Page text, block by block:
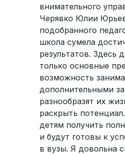
внимательного
Черявко Юлии
подобранного
школа сумела
результатов. Здесь
только основные
возможность
дополнительными
разнообразят их
раскрыть
детям получить
и будут готовы к
в вузы. Я довольна